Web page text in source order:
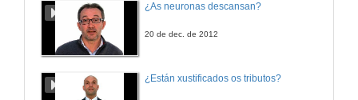
¿As neuronas descansan?
20 de dec. de 2012
¿Están xustificados os tributos?